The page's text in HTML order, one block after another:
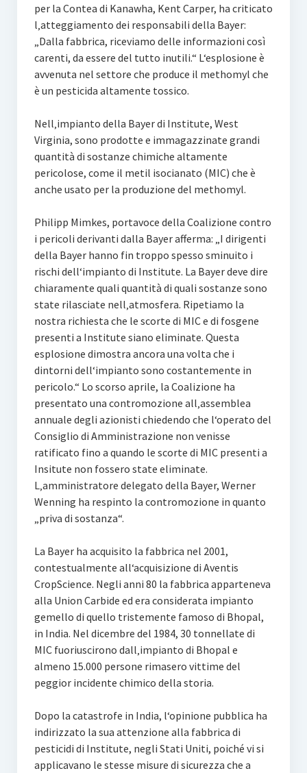
per la Contea di Kanawha, Kent Carper, ha criticato
l‚atteggiamento dei responsabili della Bayer:
„Dalla fabbrica, riceviamo delle informazioni così
carenti, da essere del tutto inutili.“ L‘esplosione è
avvenuta nel settore che produce il methomyl che
è un pesticida altamente tossico.
Nell‚impianto della Bayer di Institute, West
Virginia, sono prodotte e immagazzinate grandi
quantità di sostanze chimiche altamente
pericolose, come il metil isocianato (MIC) che è
anche usato per la produzione del methomyl.
Philipp Mimkes, portavoce della Coalizione contro
i pericoli derivanti dalla Bayer afferma: „I dirigenti
della Bayer hanno fin troppo spesso sminuito i
rischi dell‘impianto di Institute. La Bayer deve dire
chiaramente quali quantità di quali sostanze sono
state rilasciate nell‚atmosfera. Ripetiamo la
nostra richiesta che le scorte di MIC e di fosgene
presenti a Institute siano eliminate. Questa
esplosione dimostra ancora una volta che i
dintorni dell‘impianto sono costantemente in
pericolo.“ Lo scorso aprile, la Coalizione ha
presentato una contromozione all‚assemblea
annuale degli azionisti chiedendo che l‘operato del
Consiglio di Amministrazione non venisse
ratificato fino a quando le scorte di MIC presenti a
Insitute non fossero state eliminate.
L‚amministratore delegato della Bayer, Werner
Wenning ha respinto la contromozione in quanto
„priva di sostanza“.
La Bayer ha acquisito la fabbrica nel 2001,
contestualmente all‘acquisizione di Aventis
CropScience. Negli anni 80 la fabbrica apparteneva
alla Union Carbide ed era considerata impianto
gemello di quello tristemente famoso di Bhopal,
in India. Nel dicembre del 1984, 30 tonnellate di
MIC fuoriuscirono dall‚impianto di Bhopal e
almeno 15.000 persone rimasero vittime del
peggior incidente chimico della storia.
Dopo la catastrofe in India, l‘opinione pubblica ha
indirizzato la sua attenzione alla fabbrica di
pesticidi di Institute, negli Stati Uniti, poiché vi si
applicavano le stesse misure di sicurezza che a